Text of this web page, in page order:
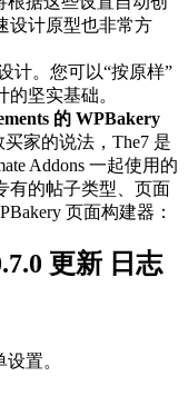
设计原型也非常方
计。您可以“按原样”
坚实基础。
的 WPBakery
家的说法，The7 是
Addons 一起使用的
有的帖子类型、页面
页面构建器：
更新 日志
置。